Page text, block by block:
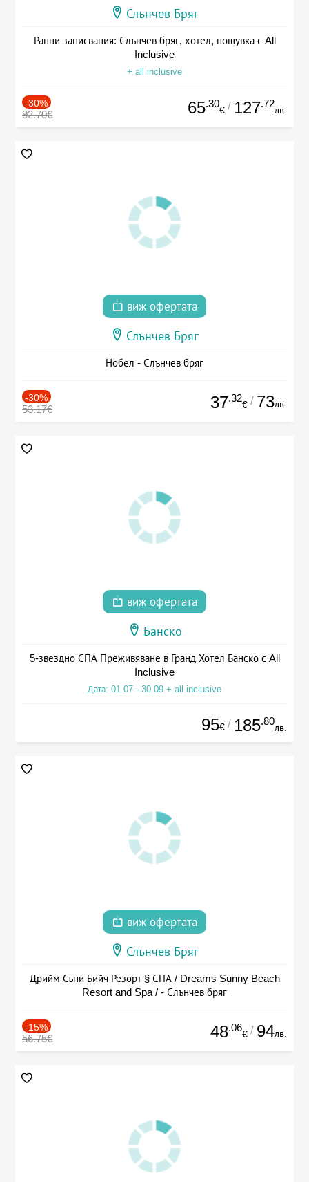
Слънчев Бряг
Ранни записвания: Слънчев бряг, хотел, нощувка с All
Inclusive
+ all inclusive
-30%
92.70€ 65.30
€ / 127.72
лв.
виж офертата
Слънчев Бряг
Нобел - Слънчев бряг
-30%
53.17€ 37.32
€ / 73лв.
виж офертата
Банско
5-звездно СПА Преживяване в Гранд Хотел Банско с All
Inclusive
Дата: 01.07 - 30.09 + all inclusive
95€ / 185.80
лв.
виж офертата
Слънчев Бряг
Дрийм Съни Бийч Резорт § СПА / Dreams Sunny Beach
Resort and Spa / - Слънчев бряг
-15%
56.75€ 48.06
€ / 94лв.